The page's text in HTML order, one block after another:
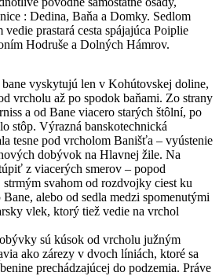
: Dedina, Baňa a Domky. Sedlom
prastará cesta spájajúca Poiplie
Hodruše a Dolných Hámrov.
vyskytujú len v Kohútovskej doline,
vrcholu až po spodok baňami. Zo strany
a od Bane viacero starých štôlní, po
stôp. Výrazná banskotechnická
tesne pod vrcholom Banišťa – vyústenie
dobývok na Hlavnej žile. Na
z viacerých smerov – popod
svahom od rozdvojky ciest ku
alebo od sedla medzi spomenutými
vlek, ktorý tiež vedie na vrchol
sú kúsok od vrcholu južným
ako zárezy v dvoch líniách, ktoré sa
prechádzajúcej do podzemia. Práve